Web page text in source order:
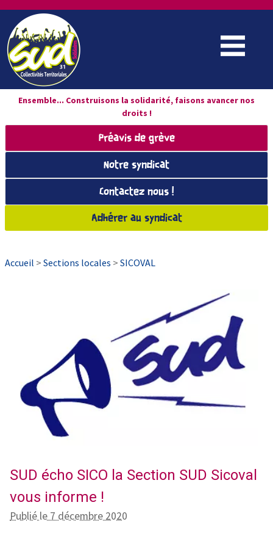
Ensemble... Construisons la solidarité, faisons avancer nos
droits !
Préavis de grève
Notre syndicat
Contactez nous !
Adhérer au syndicat
Accueil > Sections locales > SICOVAL
SUD écho SICO la Section SUD Sicoval
vous informe !
Publié le 7 décembre 2020